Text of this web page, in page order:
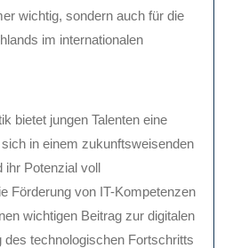
wichtig, sondern auch für die
im internationalen
bietet jungen Talenten eine
in einem zukunftsweisenden
ihr Potenzial voll
Förderung von IT-Kompetenzen
wichtigen Beitrag zur digitalen
des technologischen Fortschritts